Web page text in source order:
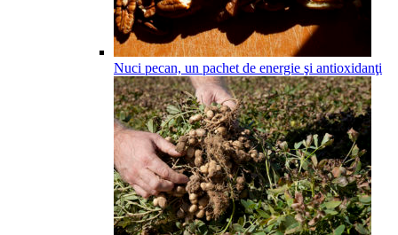
Nuci pecan, un pachet de energie şi antioxidanţi